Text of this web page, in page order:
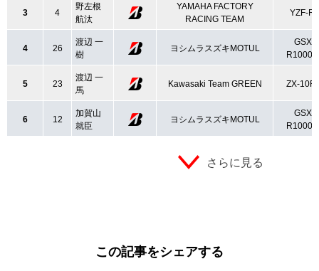
3 4
野左根
航汰
YAMAHA FACTORY
RACING TEAM
YZF-R1
4 26
渡辺 一
樹
ヨシムラスズキMOTUL
GSX-
5 23
渡辺 一
馬
Kawasaki Team GREEN ZX-
6 12
加賀山
就臣
ヨシムラスズキMOTUL
GSX-
さらに見る
この記事をシェアする